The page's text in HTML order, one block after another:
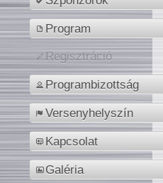
Program
Regisztráció
Programbizottság
Versenyhelyszín
Kapcsolat
Galéria